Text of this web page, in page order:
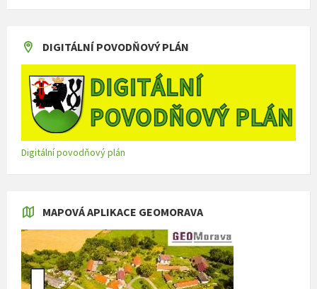
DIGITÁLNÍ POVODŇOVÝ PLÁN
Digitální povodňový plán
MAPOVÁ APLIKACE GEOMORAVA